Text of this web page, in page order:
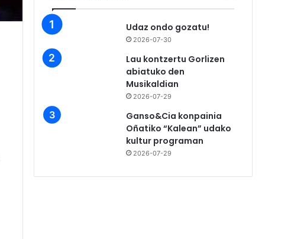
Udaz ondo gozatu!
2026-07-30
Lau kontzertu Gorlizen
abiatuko den
Musikaldian
2026-07-29
Ganso&Cia konpainia
Oñatiko “Kalean” udako
kultur programan
2026-07-29